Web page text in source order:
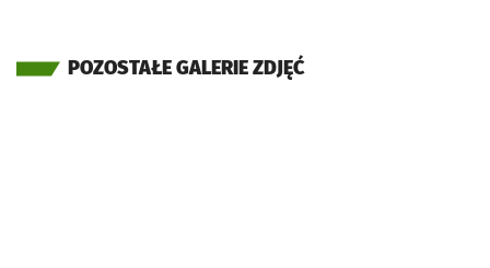
POZOSTAŁE GALERIE ZDJĘĆ